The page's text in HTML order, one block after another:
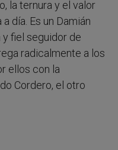
la ternura y el valor
día. Es un Damián
fiel seguidor de
radicalmente a los
ellos con la
Cordero, el otro